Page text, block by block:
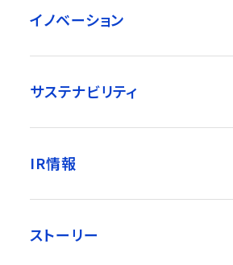
イノベーション
サステナビリティ
IR情報
ストーリー